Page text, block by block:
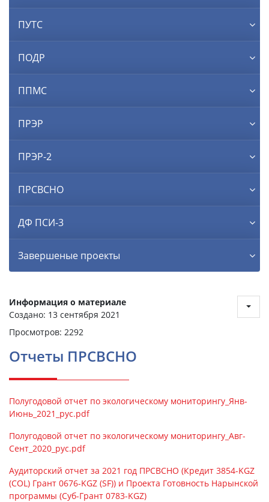
ПУТС
ПОДР
ППМС
ПРЭР
ПРЭР-2
ПРСВСНО
ДФ ПСИ-3
Завершеные проекты
Информация о материале
Создано: 13 сентября 2021
Просмотров: 2292
Отчеты ПРСВСНО
Полугодовой отчет по экологическому мониторингу_Янв-
Июнь_2021_рус.pdf
Полугодовой отчет по экологическому мониторингу_Авг-
Сент_2020_рус.pdf
Аудиторский отчет за 2021 год ПРСВСНО (Кредит 3854-KGZ
(COL) Грант 0676-KGZ (SF)) и Проекта Готовность Нарынской
программы (Суб-Грант 0783-KGZ)